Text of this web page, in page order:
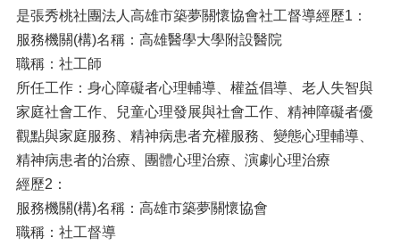
是張秀桃社團法人高雄市築夢關懷協會社工督導經歷1：
服務機關(構)名稱：高雄醫學大學附設醫院
職稱：社工師
所任工作：身心障礙者心理輔導、權益倡導、老人失智與
家庭社會工作、兒童心理發展與社會工作、精神障礙者優
觀點與家庭服務、精神病患者充權服務、變態心理輔導、
精神病患者的治療、團體心理治療、演劇心理治療
經歷2：
服務機關(構)名稱：高雄市築夢關懷協會
職稱：社工督導